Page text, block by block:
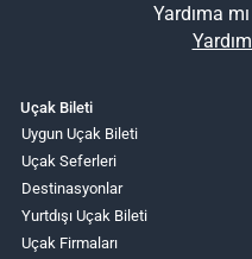
Yardıma
Uçak Bileti
Uygun Uçak Bileti
Uçak Seferleri
Destinasyonlar
Yurtdışı Uçak Bileti
Uçak Firmaları